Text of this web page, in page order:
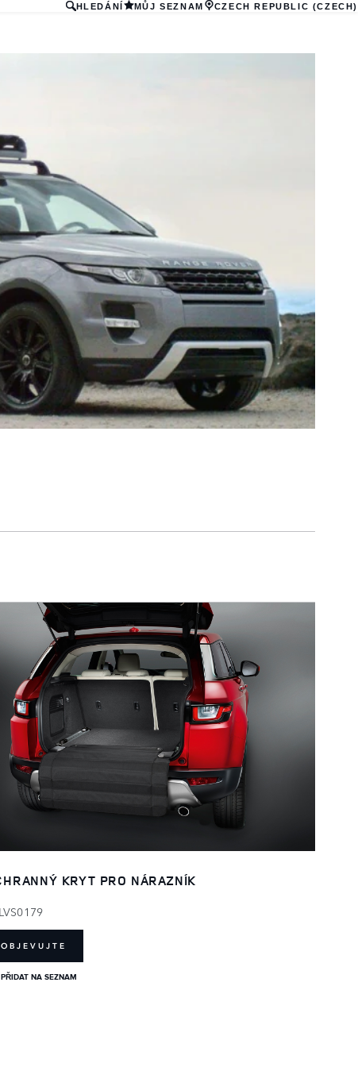
HLEDÁNÍ MŮJ SEZNAM CZECH REPUBLIC (CZECH)
KRYT PRO NÁRAZNÍK
OBJEVUJTE
PŘIDAT NA SEZNAM